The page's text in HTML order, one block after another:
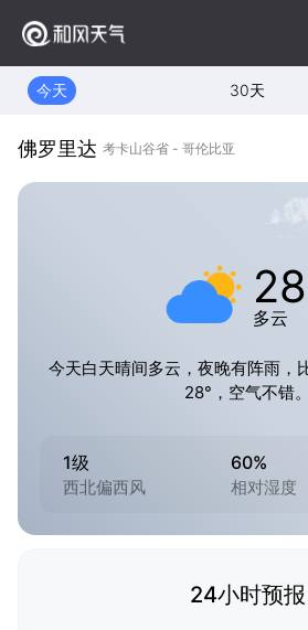
今天 30天
佛罗里达 考卡山谷省 - 哥伦比亚
多云
今天白天晴间多云，夜晚有阵雨，
28°，空气不错。
1级
西北偏西风
60%
相对湿度
24小时预报